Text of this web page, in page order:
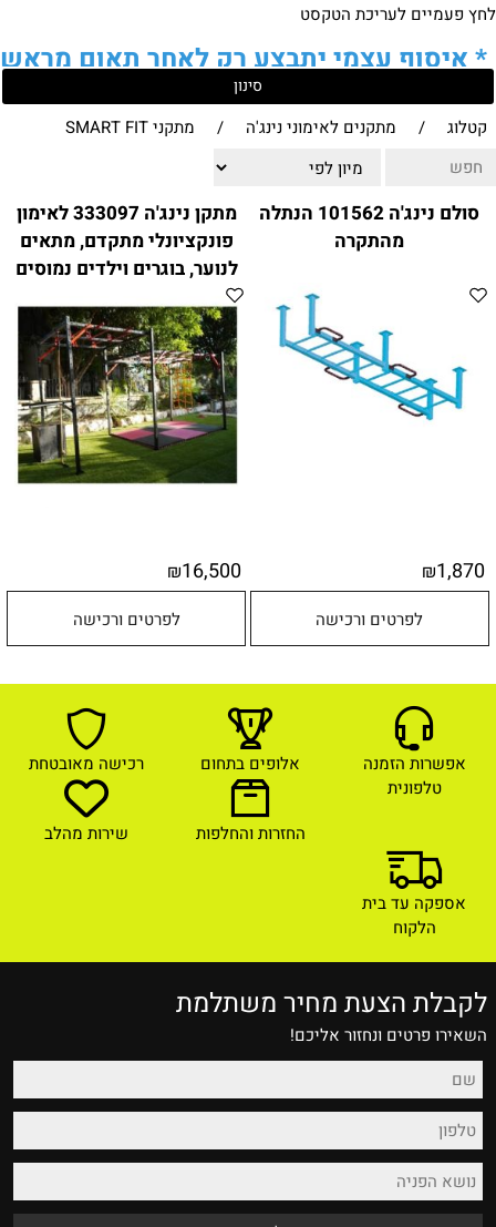
לחץ פעמיים לעריכת הטקסט
*איסוף עצמי יתבצע רק לאחר תאום מראש
של הלקוח מול נציגנו!
לבירור נוסף ניתן ליצור עמנו קשר:
ווטצאפ הודעות בלבד ):
מענה טלפוני: 04-8411075
,
04-8411010
בין השעות 9:00-17:00
לחיצת כפתור
"צור קשר"באתר
citysport1@013.net
citysport2@013.net
סינון
קטלוג / מתקנים לאימוני נינג'ה / מתקני SMART FIT
סולם נינג'ה 101562 הנתלה
מהתקרה
₪1,870
לפרטים ורכישה
מתקן נינג'ה 333097 לאימון
פונקציונלי מתקדם, מתאים
לנוער, בוגרים וילדים נמוסים
₪16,500
לפרטים ורכישה
אפשרות הזמנה
טלפונית
אלופים בתחום רכישה מאובטחת
החזרות והחלפות שירות מהלב
אספקה עד בית
הלקוח
לקבלת הצעת מחיר משתלמת
השאירו פרטים ונחזור אליכם!